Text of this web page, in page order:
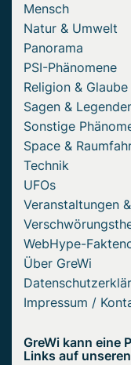
Mensch
Natur & Umwelt
Panorama
PSI-Phänomene
Religion & Glaube
Sagen &
Sonstige
Space &
Technik
UFOs
Veranstaltungen
WebHype-
Über GreWi
Impressum /
GreWi kann eine
Links auf